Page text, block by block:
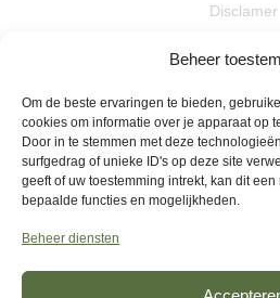
Beheer
Om de beste ervaringen te bieden,
cookies om informatie over je apparaat op
Door in te stemmen met deze
surfgedrag of unieke ID's op deze site
geeft of uw toestemming intrekt, kan dit
bepaalde functies en mogelijkheden.
Beheer diensten
Disclamer